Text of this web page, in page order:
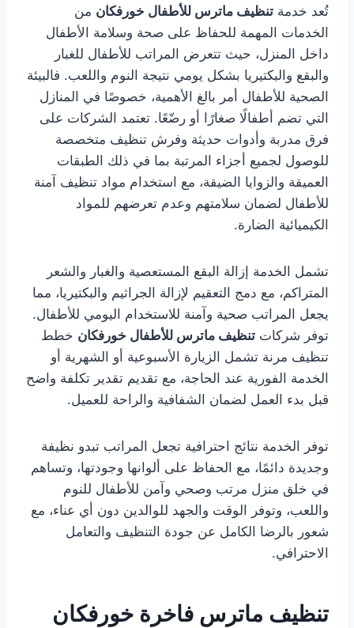
تُعد خدمة تنظيف ماترس للأطفال خورفكان من
الخدمات المهمة للحفاظ على صحة وسلامة الأطفال
داخل المنزل، حيث تتعرض المراتب للأطفال للغبار
والبقع والبكتيريا بشكل يومي نتيجة النوم واللعب. فالبيئة
الصحية للأطفال أمر بالغ الأهمية، خصوصًا في المنازل
التي تضم أطفالًا صغارًا أو رضّعًا. تعتمد الشركات على
فرق مدربة وأدوات حديثة وفرش تنظيف متخصصة
للوصول لجميع أجزاء المرتبة بما في ذلك الطبقات
العميقة والزوايا الضيقة، مع استخدام مواد تنظيف آمنة
للأطفال لضمان سلامتهم وعدم تعرضهم للمواد
الكيميائية الضارة.
تشمل الخدمة إزالة البقع المستعصية والغبار والشعر
المتراكم، مع دمج التعقيم لإزالة الجراثيم والبكتيريا، مما
يجعل المراتب صحية وآمنة للاستخدام اليومي للأطفال.
توفر شركات تنظيف ماترس للأطفال خورفكان خطط
تنظيف مرنة تشمل الزيارة الأسبوعية أو الشهرية أو
الخدمة الفورية عند الحاجة، مع تقديم تقدير تكلفة واضح
قبل بدء العمل لضمان الشفافية والراحة للعميل.
توفر الخدمة نتائج احترافية تجعل المراتب تبدو نظيفة
وجديدة دائمًا، مع الحفاظ على ألوانها وجودتها، وتساهم
في خلق منزل مرتب وصحي وآمن للأطفال للنوم
واللعب، وتوفر الوقت والجهد للوالدين دون أي عناء، مع
شعور بالرضا الكامل عن جودة التنظيف والتعامل
الاحترافي.
تنظيف ماترس فاخرة خورفكان